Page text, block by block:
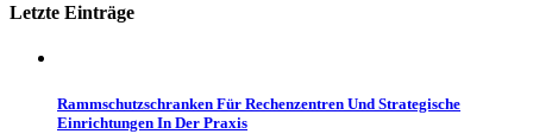
Letzte Einträge
Rammschutzschranken Für Rechenzentren Und Strategische
Einrichtungen In Der Praxis